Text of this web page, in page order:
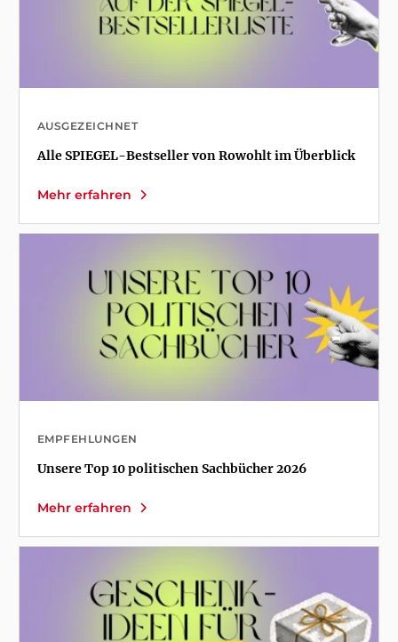
AUSGEZEICHNET
Alle SPIEGEL-Bestseller von Rowohlt im Überblick
Mehr erfahren
EMPFEHLUNGEN
Unsere Top 10 politischen Sachbücher 2026
Mehr erfahren